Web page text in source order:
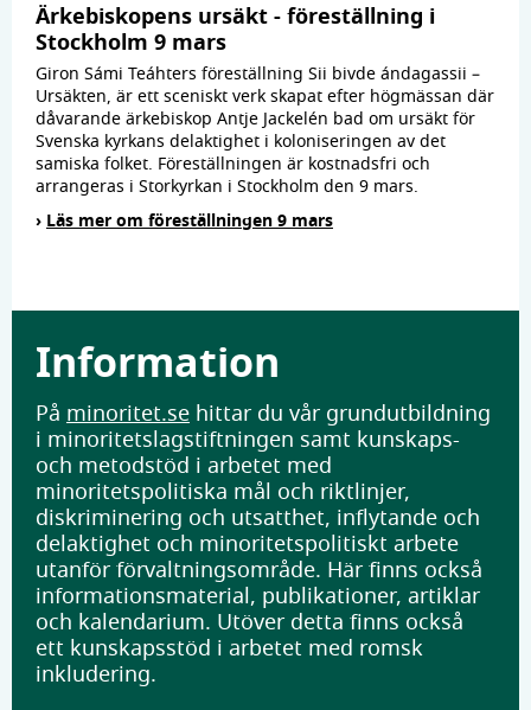
Ärkebiskopens ursäkt - föreställning i
Stockholm 9 mars
Giron Sámi Teáhters föreställning Sii bivde ándagassii –
Ursäkten, är ett sceniskt verk skapat efter högmässan där
dåvarande ärkebiskop Antje Jackelén bad om ursäkt för
Svenska kyrkans delaktighet i koloniseringen av det
samiska folket. Föreställningen är kostnadsfri och
arrangeras i Storkyrkan i Stockholm den 9 mars.
› Läs mer om föreställningen 9 mars
Information
På minoritet.se hittar du vår grundutbildning
i minoritetslagstiftningen samt kunskaps-
och metodstöd i arbetet med
minoritetspolitiska mål och riktlinjer,
diskriminering och utsatthet, inflytande och
delaktighet och minoritetspolitiskt arbete
utanför förvaltningsområde. Här finns också
informationsmaterial, publikationer, artiklar
och kalendarium. Utöver detta finns också
ett kunskapsstöd i arbetet med romsk
inkludering.